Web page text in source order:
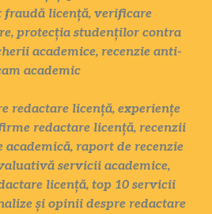
fraudă licență, verificare
protecția studenților contra
academice, recenzie anti-
academic
redactare licență, experiențe
redactare licență, recenzii
raport de recenzie
servicii academice,
licență, top 10 servicii
și opinii despre redactare